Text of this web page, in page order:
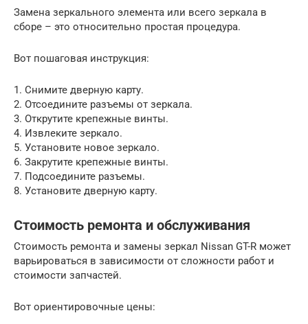
Замена зеркального элемента или всего зеркала в
сборе – это относительно простая процедура.
Вот пошаговая инструкция:
1. Снимите дверную карту.
2. Отсоедините разъемы от зеркала.
3. Открутите крепежные винты.
4. Извлеките зеркало.
5. Установите новое зеркало.
6. Закрутите крепежные винты.
7. Подсоедините разъемы.
8. Установите дверную карту.
Стоимость ремонта и обслуживания
Стоимость ремонта и замены зеркал Nissan GT-R может
варьироваться в зависимости от сложности работ и
стоимости запчастей.
Вот ориентировочные цены: